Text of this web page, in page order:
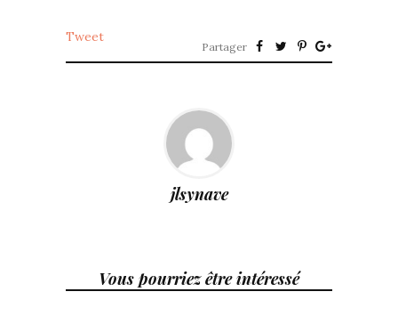
Tweet
Partager
jlsynave
Vous pourriez être intéressé